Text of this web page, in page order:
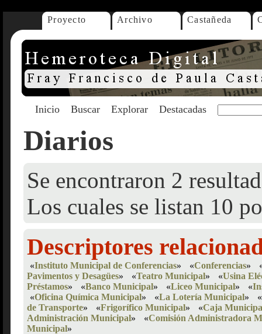
Proyecto Archivo Castañeda
Inicio Buscar Explorar Destacadas
Diarios
Se encontraron 2
Los cuales se listan 10
Descriptores
«Instituto Municipal de Conferencias» «Conferencias»
Pavimentos y Desagües» «Teatro Municipal» «Usina
Préstamos» «Banco Municipal» «Liceo Municipal» «
«Oficina Química Municipal» «La Lotería Municipal»
«
de Transporte» «Frigorífico Municipal» «Caja
Administración Municipal» «Comisión Administradora
Municipal»